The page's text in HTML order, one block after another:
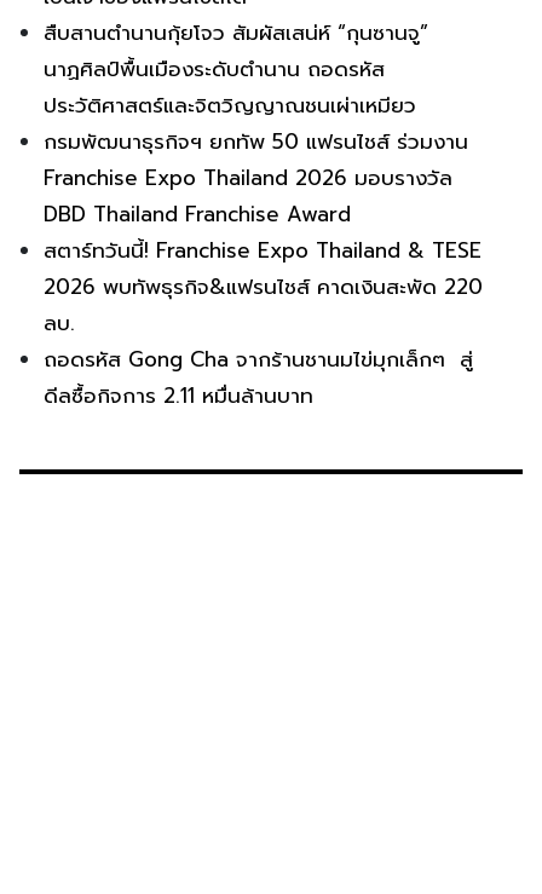
สืบสานตำนานกุ้ยโจว สัมผัสเสน่ห์ “กุนซานจู”
นาฏศิลป์พื้นเมืองระดับตำนาน ถอดรหัส
ประวัติศาสตร์และจิตวิญญาณชนเผ่าเหมียว
กรมพัฒนาธุรกิจฯ ยกทัพ 50 แฟรนไชส์ ร่วมงาน
Franchise Expo Thailand 2026 มอบรางวัล
DBD Thailand Franchise Award
สตาร์ทวันนี้! Franchise Expo Thailand & TESE
2026 พบทัพธุรกิจ&แฟรนไชส์ คาดเงินสะพัด 220
ลบ.
ถอดรหัส Gong Cha จากร้านชานมไข่มุกเล็กๆ สู่
ดีลซื้อกิจการ 2.11 หมื่นล้านบาท